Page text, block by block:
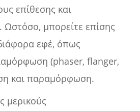
επίθεσης και
μπορείτε επίσης
εφέ, όπως
(phaser, flanger,
και παραμόρφωση.
μερικούς